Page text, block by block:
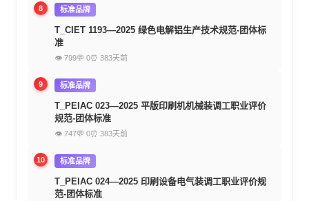
8 标准品牌
T_CIET 1193—2025 绿色电解铝生产技术规范-团体标
准
👁 799💬 0⏰ 383天前
9 标准品牌
T_PEIAC 023—2025 平版印刷机机械装调工职业评价
规范-团体标准
👁 747💬 0⏰ 383天前
10 标准品牌
T_PEIAC 024—2025 印刷设备电气装调工职业评价规
范-团体标准